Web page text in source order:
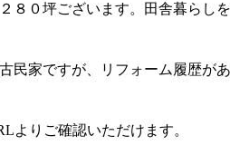
８０坪ございます。田舎暮らし
民家ですが、リフォーム履歴が
よりご確認いただけます。